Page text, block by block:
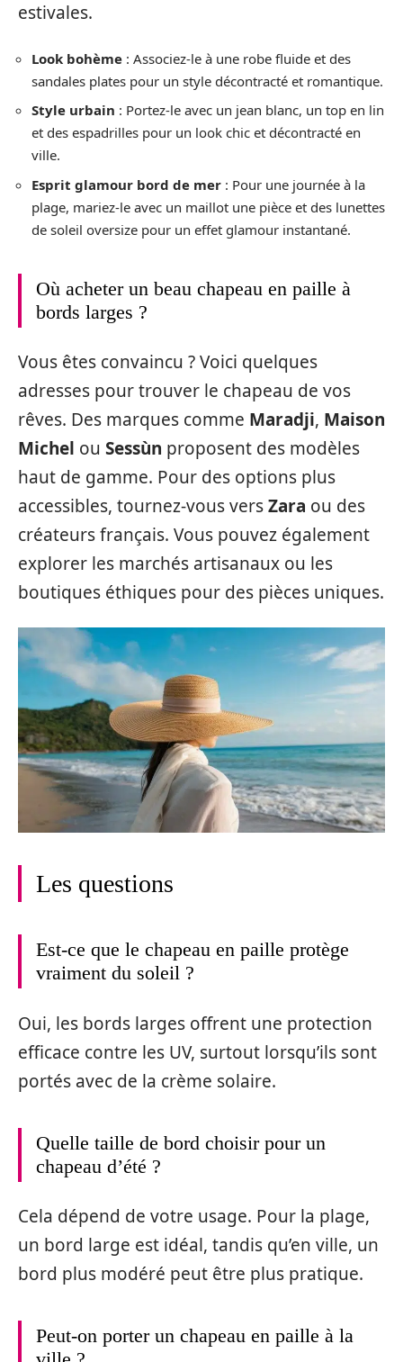
estivales.
Look bohème : Associez-le à une robe fluide et des
sandales plates pour un style décontracté et romantique.
Style urbain : Portez-le avec un jean blanc, un top en lin
et des espadrilles pour un look chic et décontracté en
ville.
Esprit glamour bord de mer : Pour une journée à la
plage, mariez-le avec un maillot une pièce et des lunettes
de soleil oversize pour un effet glamour instantané.
Où acheter un beau chapeau en paille à
bords larges ?
Vous êtes convaincu ? Voici quelques
adresses pour trouver le chapeau de vos
rêves. Des marques comme Maradji, Maison
Michel ou Sessùn proposent des modèles
haut de gamme. Pour des options plus
accessibles, tournez-vous versZara ou des
créateurs français. Vous pouvez également
explorer les marchés artisanaux ou les
boutiques éthiques pour des pièces uniques.
Les questions
Est-ce que le chapeau en paille protège
vraiment du soleil ?
Oui, les bords larges offrent une protection
efficace contre les UV, surtout lorsqu’ils sont
portés avec de la crème solaire.
Quelle taille de bord choisir pour un
chapeau d’été ?
Cela dépend de votre usage. Pour la plage,
un bord large est idéal, tandis qu’en ville, un
bord plus modéré peut être plus pratique.
Peut-on porter un chapeau en paille à la